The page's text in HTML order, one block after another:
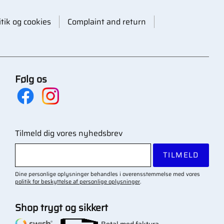
og cookies Complaint and return
Følg os
Tilmeld dig vores nyhedsbrev
TILMELD
Dine personlige oplysninger behandles i overensstemmelse med vores
politik for beskyttelse af personlige oplysninger.
Shop trygt og sikkert